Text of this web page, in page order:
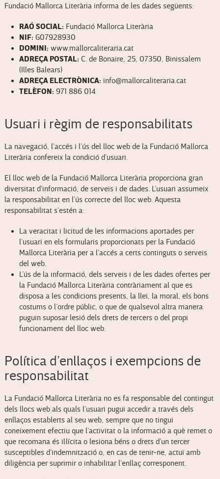
Fundació Mallorca Literària informa de les dades següents:
RAÓ SOCIAL: Fundació Mallorca Literària
NIF: G07928930
DOMINI: www.mallorcaliteraria.cat
ADREÇA POSTAL: C. de Bonaire, 25, 07350, Binissalem
(Illes Balears)
ADREÇA ELECTRÒNICA: info@mallorcaliteraria.cat
TELÈFON: 971 886 014
Usuari i règim de responsabilitats
La navegació, l’accés i l’ús del lloc web de la Fundació Mallorca
Literària confereix la condició d’usuari.
El lloc web de la Fundació Mallorca Literària proporciona gran
diversitat d’informació, de serveis i de dades. L’usuari assumeix
la responsabilitat en l’ús correcte del lloc web. Aquesta
responsabilitat s’estén a:
La veracitat i licitud de les informacions aportades per
l’usuari en els formularis proporcionats per la Fundació
Mallorca Literària per a l’accés a certs continguts o serveis
del web.
L’ús de la informació, dels serveis i de les dades ofertes per
la Fundació Mallorca Literària contràriament al que es
disposa a les condicions presents, la llei, la moral, els bons
costums o l’ordre públic, o que de qualsevol altra manera
puguin suposar lesió dels drets de tercers o del propi
funcionament del lloc web.
Política d’enllaços i exempcions de
responsabilitat
La Fundació Mallorca Literària no es fa responsable del contingut
dels llocs web als quals l’usuari pugui accedir a través dels
enllaços establerts al seu web, sempre que no tingui
coneixement efectiu que l’activitat o la informació a què remet o
que recomana és il·lícita o lesiona béns o drets d’un tercer
susceptibles d’indemnització o, en cas de tenir-ne, actuï amb
diligència per suprimir o inhabilitar l’enllaç corresponent.